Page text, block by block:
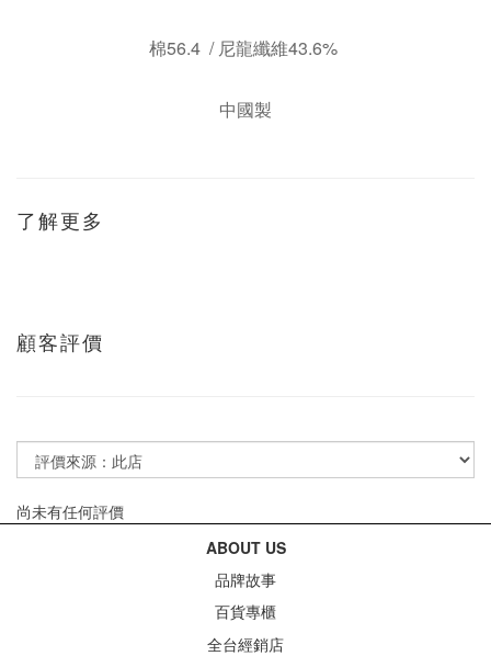
棉56.4 / 尼龍纖維43.6%
中國製
了解更多
顧客評價
尚未有任何評價
ABOUT US
品牌故事
百貨專櫃
全台經銷店